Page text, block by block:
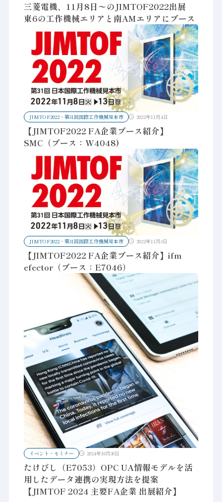
三菱電機、11月8日〜のJIMTOF2022出展
東6の工作機械エリアと南AMエリアにブース
JIMTOF2022・第31回国際工作機械見本市 2022年11月4日
【JIMTOF2022 FA企業ブース紹介】
SMC（ブース：W4048)
JIMTOF2022・第31回国際工作機械見本市 2022年11月3日
【JIMTOF2022 FA企業ブース紹介】ifm
efector（ブース：E7046）
イベント・セミナー 2024年10月30日
たけびし（E7053）OPC UA情報モデルを活
用したデータ連携の実現方法を提案
【JIMTOF 2024 主要FA企業 出展紹介】